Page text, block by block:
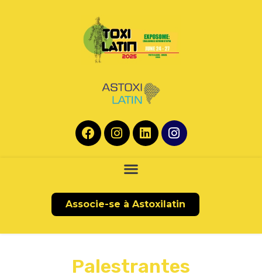
Associe-se à Astoxilatin
Palestrantes